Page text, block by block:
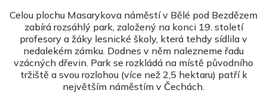
Celou plochu Masarykova náměstí v Bělé pod Bezdězem
zabírá rozsáhlý park, založený na konci 19. století
profesory a žáky lesnické školy, která tehdy sídlila v
nedalekém zámku. Dodnes v něm nalezneme řadu
vzácných dřevin. Park se rozkládá na místě původního
tržiště a svou rozlohou (více než 2,5 hektaru) patří k
největším náměstím v Čechách.